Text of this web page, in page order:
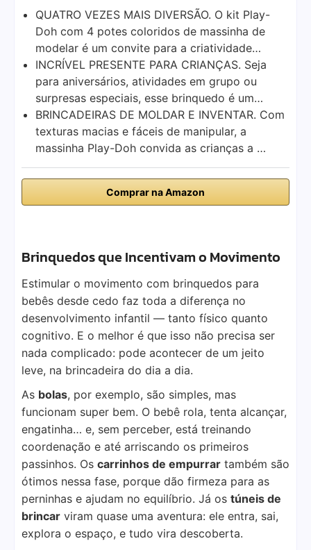
QUATRO VEZES MAIS DIVERSÃO. O kit Play-
Doh com 4 potes coloridos de massinha de
modelar é um convite para a criatividade…
INCRÍVEL PRESENTE PARA CRIANÇAS. Seja
para aniversários, atividades em grupo ou
surpresas especiais, esse brinquedo é um…
BRINCADEIRAS DE MOLDAR E INVENTAR. Com
texturas macias e fáceis de manipular, a
massinha Play-Doh convida as crianças a …
Comprar na Amazon
Brinquedos que Incentivam o Movimento
Estimular o movimento com brinquedos para
bebês desde cedo faz toda a diferença no
desenvolvimento infantil — tanto físico quanto
cognitivo. E o melhor é que isso não precisa ser
nada complicado: pode acontecer de um jeito
leve, na brincadeira do dia a dia.
As bolas, por exemplo, são simples, mas
funcionam super bem. O bebê rola, tenta alcançar,
engatinha… e, sem perceber, está treinando
coordenação e até arriscando os primeiros
passinhos. Os carrinhos de empurrar também são
ótimos nessa fase, porque dão firmeza para as
perninhas e ajudam no equilíbrio. Já os túneis de
brincar viram quase uma aventura: ele entra, sai,
explora o espaço, e tudo vira descoberta.